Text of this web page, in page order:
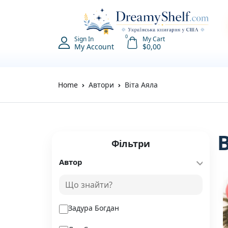
Sign In
My Account
0 My Cart
$0,00
Home Автори Віта Аяла
Фільтри
Автор
Задура Богдан